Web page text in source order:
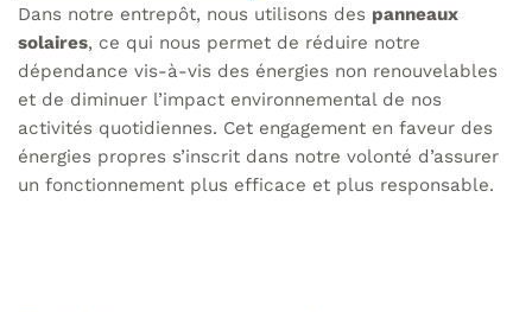
Dans notre entrepôt, nous utilisons des panneaux
solaires, ce qui nous permet de réduire notre
dépendance vis-à-vis des énergies non renouvelables
et de diminuer l’impact environnemental de nos
activités quotidiennes. Cet engagement en faveur des
énergies propres s’inscrit dans notre volonté d’assurer
un fonctionnement plus efficace et plus responsable.